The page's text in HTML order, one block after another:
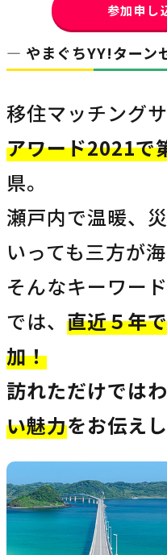
参加申し
― やまぐちYY!ターン
移住マッチング
アワード2021で
県。
瀬戸内で温暖、
いっても三方が
そんなキーワー
では、 直近５年
加！
訪れただけでは
い魅力をお伝え